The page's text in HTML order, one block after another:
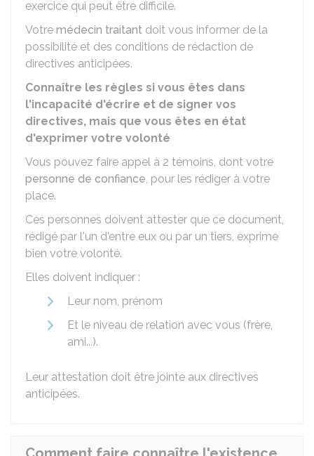
exercice qui peut être difficile.
Votre médecin traitant doit vous informer de la
possibilité et des conditions de rédaction de
directives anticipées.
Connaître les règles si vous êtes dans
l'incapacité d'écrire et de signer vos
directives, mais que vous êtes en état
d'exprimer votre volonté
Vous pouvez faire appel à 2 témoins, dont votre
personne de confiance, pour les rédiger à votre
place.
Ces personnes doivent attester que ce document,
rédigé par l'un d'entre eux ou par un tiers, exprime
bien votre volonté.
Elles doivent indiquer :
Leur nom, prénom
Et le niveau de relation avec vous (frère,
ami...).
Leur attestation doit être jointe aux directives
anticipées.